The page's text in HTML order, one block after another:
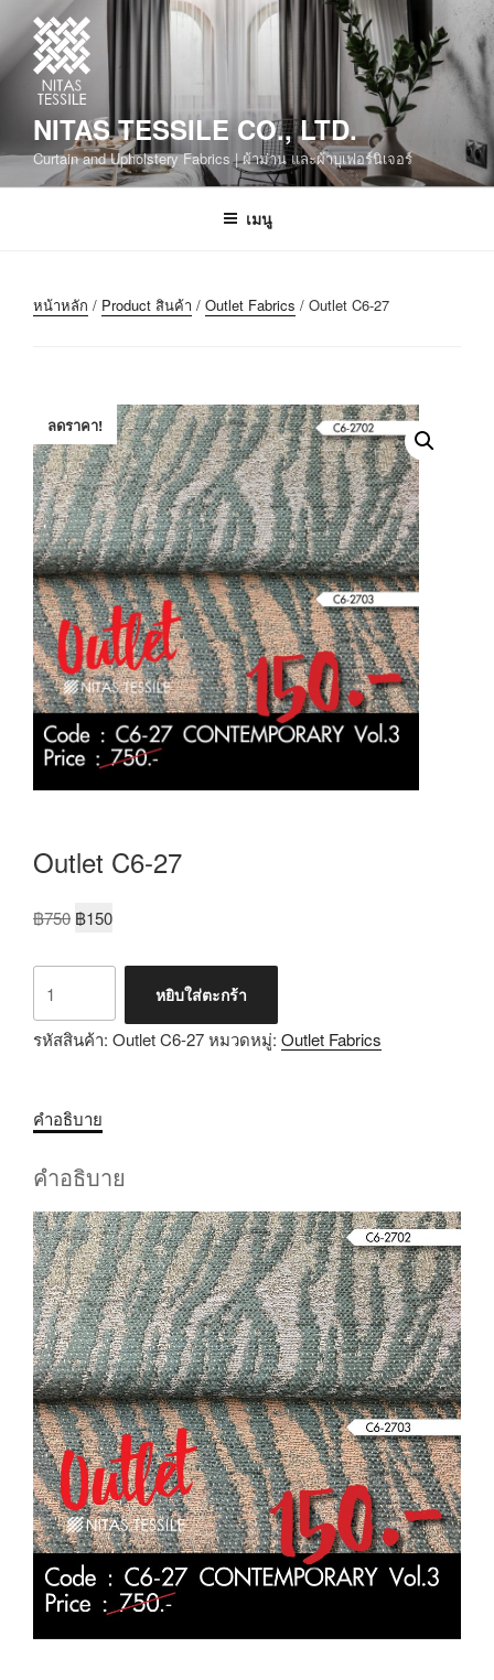
NITAS TESSILE CO., LTD.
Curtain and Upholstery Fabrics | ผ้าม่าน และผ้าบุเฟอร์นิเจอร์
เมนู
หน้าหลัก / Product สินค้า / Outlet Fabrics / Outlet C6-27
ลดราคา!
Outlet C6-27
฿750 ฿150
หยิบใส่ตะกร้า
รหัสสินค้า: Outlet C6-27หมวดหมู่: Outlet Fabrics
คำอธิบาย
คำอธิบาย